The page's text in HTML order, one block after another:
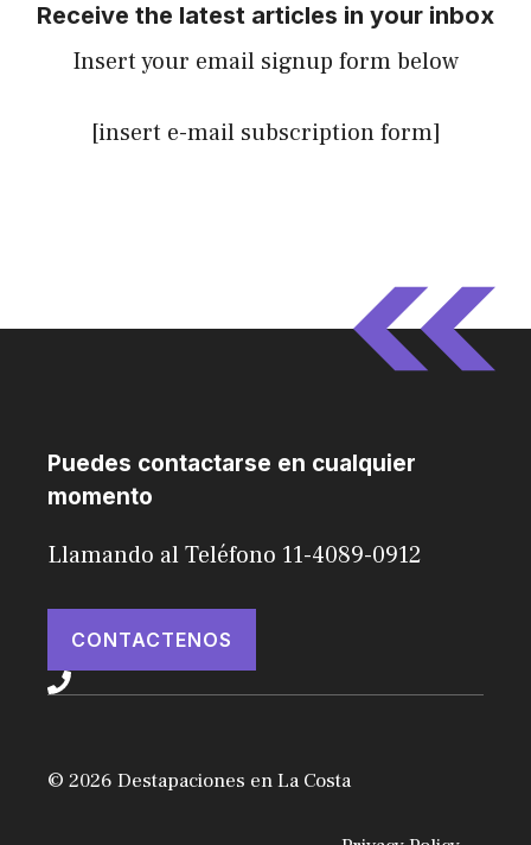
Receive the latest articles in your inbox
Insert your email signup form below
[insert e-mail subscription form]
Puedes contactarse en cualquier
momento
Llamando al Teléfono 11-4089-0912
CONTACTENOS
© 2026 Destapaciones en La Costa